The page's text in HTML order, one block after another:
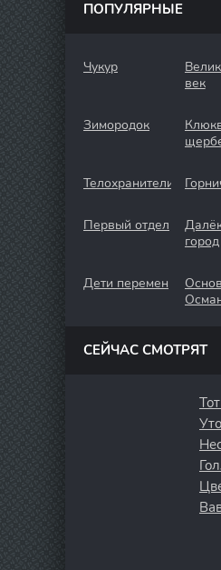
ПОПУЛЯРНЫЕ
Чукур
век
Зимородок
Телохранители
Первый отдел
город
Дети перемен
СЕЙЧАС СМОТРЯТ